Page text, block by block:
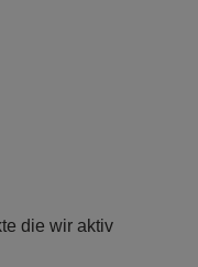
die wir aktiv